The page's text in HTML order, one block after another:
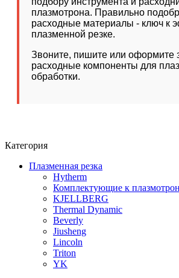
расходников для плазмотрона -
инструмент экономии.
заявки на расходники для
менеджер свяжется с вами для
Мы обеспечиваем поставку всех
расходных материалов для
плазмотрона. Правильно
расходные материалы - ключ к
плазменной резке.
Звоните, пишите или оформите
расходные компоненты для
обработки.
Категория
Плазменная резка
Hytherm
Комплектующие к
KJELLBERG
Thermal Dynamic
Beverly
Jiusheng
Lincoln
Triton
YK